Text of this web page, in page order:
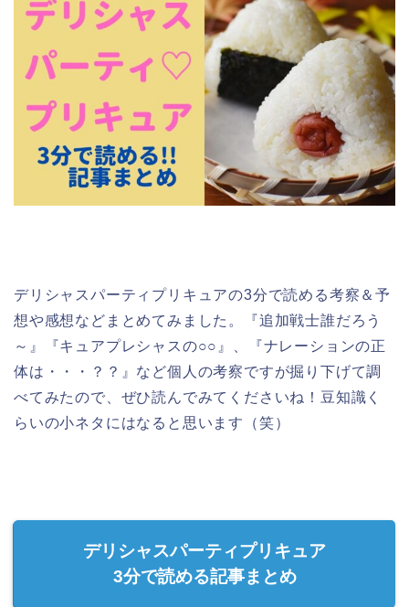
デリシャスパーティプリキュアの3分で読める考察＆予
想や感想などまとめてみました。『追加戦士誰だろう
～』『キュアプレシャスの○○』、『ナレーションの正
体は・・・？？』など個人の考察ですが掘り下げて調
べてみたので、ぜひ読んでみてくださいね！豆知識く
らいの小ネタにはなると思います（笑）
デリシャスパーティプリキュア
3分で読める記事まとめ